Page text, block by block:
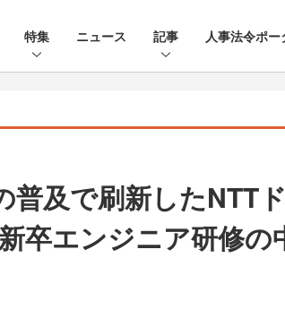
特集 ニュース 記事 人事法令ポー
普及で刷新したNTT
卒エンジニア研修